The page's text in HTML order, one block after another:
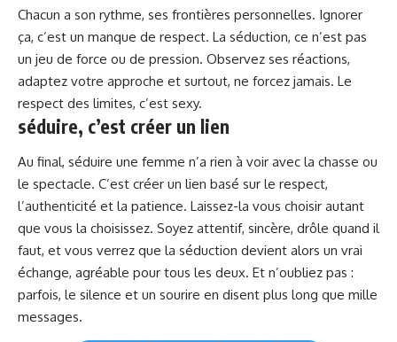
Chacun a son rythme, ses frontières personnelles. Ignorer
ça, c’est un manque de respect. La séduction, ce n’est pas
un jeu de force ou de pression. Observez ses réactions,
adaptez votre approche et surtout, ne forcez jamais. Le
respect des limites, c’est sexy.
séduire, c’est créer un lien
Au final, séduire une femme n’a rien à voir avec la chasse ou
le spectacle. C’est créer un lien basé sur le respect,
l’authenticité et la patience. Laissez-la vous choisir autant
que vous la choisissez. Soyez attentif, sincère, drôle quand il
faut, et vous verrez que la séduction devient alors un vrai
échange, agréable pour tous les deux. Et n’oubliez pas :
parfois, le silence et un sourire en disent plus long que mille
messages.